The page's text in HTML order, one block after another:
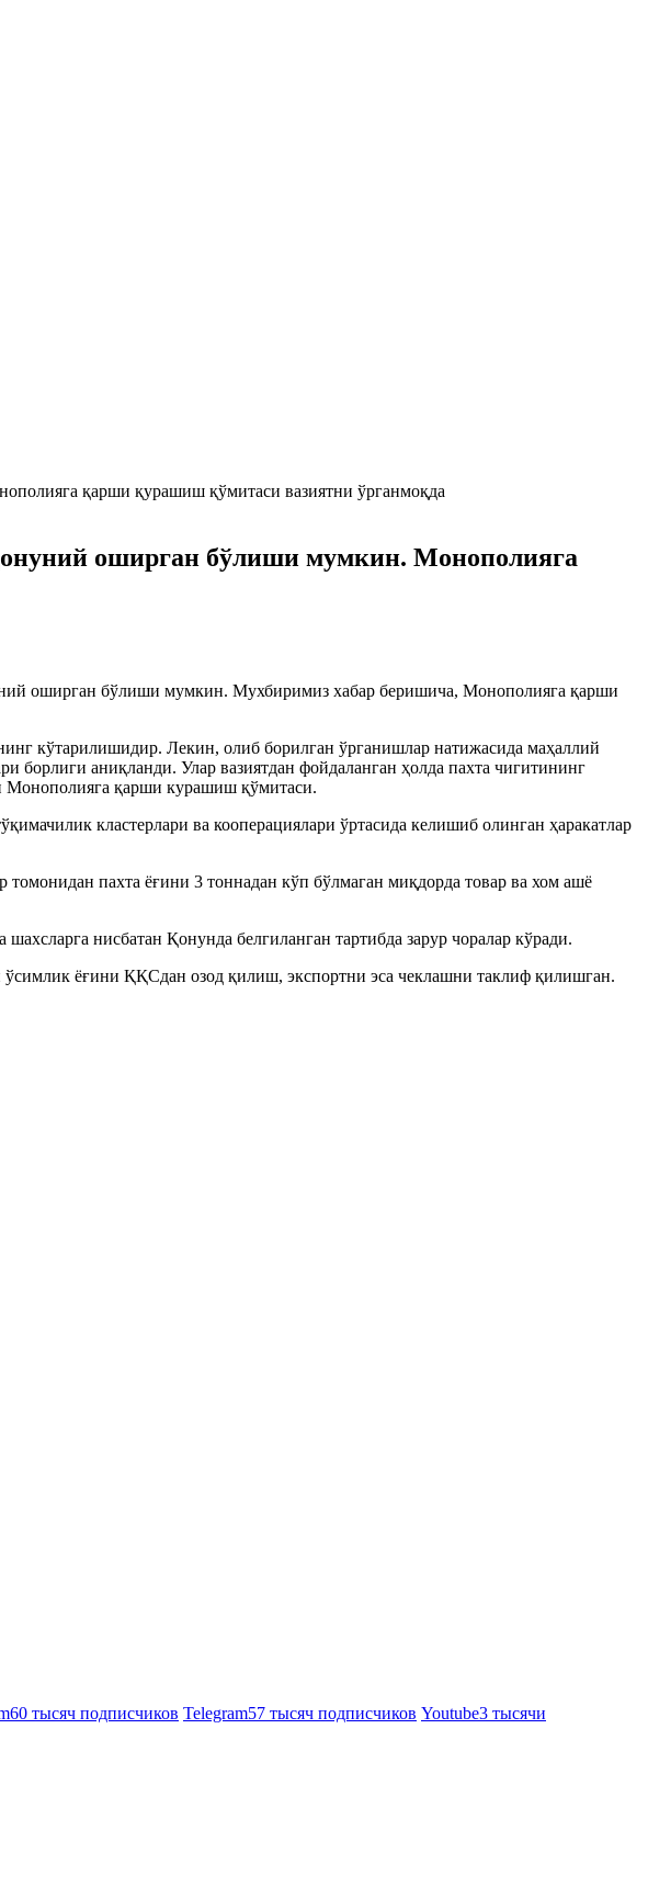
оширган бўлиши мумкин. Монополияга
оширган бўлиши мумкин. Мухбиримиз хабар беришича, Монополияга қарши
кўтарилишидир. Лекин, олиб борилган ўрганишлар натижасида маҳаллий
борлиги аниқланди. Улар вазиятдан фойдаланган ҳолда пахта чигитининг
Монополияга қарши курашиш қўмитаси.
кластерлари ва кооперациялари ўртасида келишиб олинган ҳаракатлар
пахта ёғини 3 тоннадан кўп бўлмаган миқдорда товар ва хом ашё
нисбатан Қонунда белгиланган тартибда зарур чоралар кўради.
ёғини ҚҚСдан озод қилиш, экспортни эса чеклашни таклиф қилишган.
60 тысяч подписчиков Telegram57 тысяч подписчиков Youtube3 тысячи